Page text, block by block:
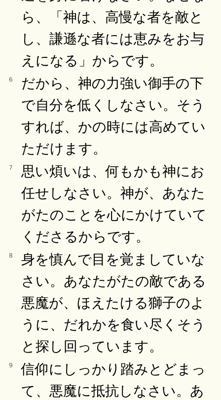
ら、「神は、高慢な者を敵と
し、謙遜な者には恵みをお与
えになる」からです。
6
だから、神の力強い御手の下
で自分を低くしなさい。そう
すれば、かの時には高めてい
ただけます。
7
思い煩いは、何もかも神にお
任せしなさい。神が、あなた
がたのことを心にかけていて
くださるからです。
8
身を慎んで目を覚ましていな
さい。あなたがたの敵である
悪魔が、ほえたける獅子のよ
うに、だれかを食い尽くそう
と探し回っています。
9
信仰にしっかり踏みとどまっ
て、悪魔に抵抗しなさい。あ